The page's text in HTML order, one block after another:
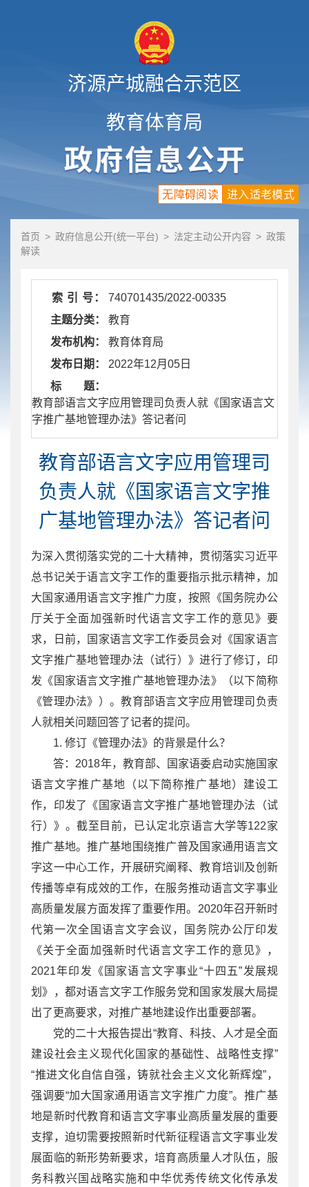
济源产城融合示范区
教育体育局
进入适老模式
无障碍阅读
首页 > 政府信息公开(统一平台) > 法定主动公开内容 > 政策
解读
索 引 号：
740701435/2022-00335
主题分类：
教育
发布机构：
教育体育局
发布日期：
2022年12月05日
标 题：
​ 教育部语言文字应用管理司负责人就《国家语言文
字推广基地管理办法》答记者问
教育部语言文字应用管理司
负责人就《国家语言文字推
广基地管理办法》答记者问
为深入贯彻落实党的二十大精神，贯彻落实习近平
总书记关于语言文字工作的重要指示批示精神，加
大国家通用语言文字推广力度，按照《国务院办公
厅关于全面加强新时代语言文字工作的意见》要
求，日前，国家语言文字工作委员会对《国家语言
文字推广基地管理办法（试行）》进行了修订，印
发《国家语言文字推广基地管理办法》（以下简称
《管理办法》）。教育部语言文字应用管理司负责
人就相关问题回答了记者的提问。
1. 修订《管理办法》的背景是什么？
答：2018年，教育部、国家语委启动实施国家
语言文字推广基地（以下简称推广基地）建设工
作，印发了《国家语言文字推广基地管理办法（试
行）》。截至目前，已认定北京语言大学等122家
推广基地。推广基地围绕推广普及国家通用语言文
字这一中心工作，开展研究阐释、教育培训及创新
传播等卓有成效的工作，在服务推动语言文字事业
高质量发展方面发挥了重要作用。2020年召开新时
代第一次全国语言文字会议，国务院办公厅印发
《关于全面加强新时代语言文字工作的意见》，
2021年印发《国家语言文字事业“十四五”发展规
划》，都对语言文字工作服务党和国家发展大局提
出了更高要求，对推广基地建设作出重要部署。
党的二十大报告提出“教育、科技、人才是全面
建设社会主义现代化国家的基础性、战略性支撑”
“推进文化自信自强，铸就社会主义文化新辉煌”，
强调要“加大国家通用语言文字推广力度”。推广基
地是新时代教育和语言文字事业高质量发展的重要
支撑，迫切需要按照新时代新征程语言文字事业发
展面临的新形势新要求，培育高质量人才队伍，服
务科教兴国战略实施和中华优秀传统文化传承发